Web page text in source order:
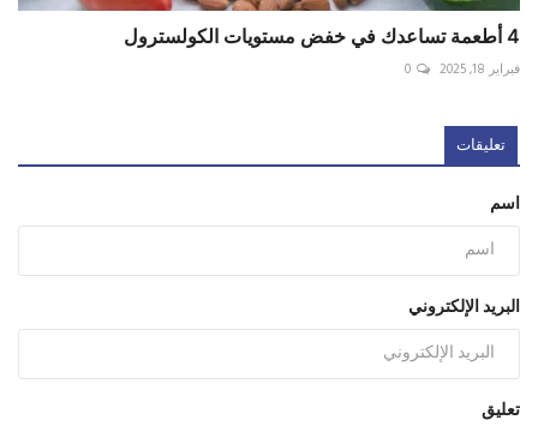
4 أطعمة تساعدك في خفض مستويات الكولسترول
فبراير 18, 2025 0
تعليقات
اسم
البريد الإلكتروني
تعليق